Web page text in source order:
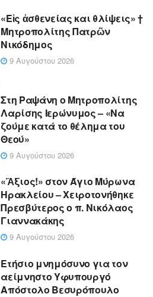
«Eἰς ἀσθενείας και θλίψεις» †
Μητροπολίτης Πατρῶν
Νικόδημος
9 Αυγούστου 2026
Στη Ραψάνη ο Μητροπολίτης
Λαρίσης Ιερώνυμος – «Να
ζούμε κατά το θέλημα του
Θεού»
9 Αυγούστου 2026
«Ἄξιος!» στον Άγιο Μύρωνα
Ηρακλείου – Χειροτονήθηκε
Πρεσβύτερος ο π. Νικόλαος
Γιαννακάκης
9 Αυγούστου 2026
Ετήσιο μνημόσυνο για τον
αείμνηστο Υφυπουργό
Απόστολο Βεσυρόπουλο